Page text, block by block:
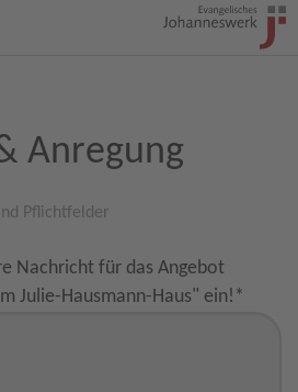
Anregung
Pflichtfelder
Nachricht für das Angebot
Julie-Hausmann-Haus" ein! *